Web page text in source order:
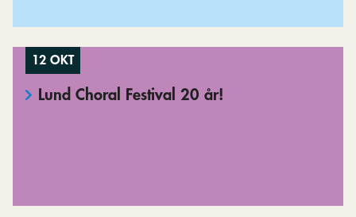
12 OKT
Lund Choral Festival 20 år!